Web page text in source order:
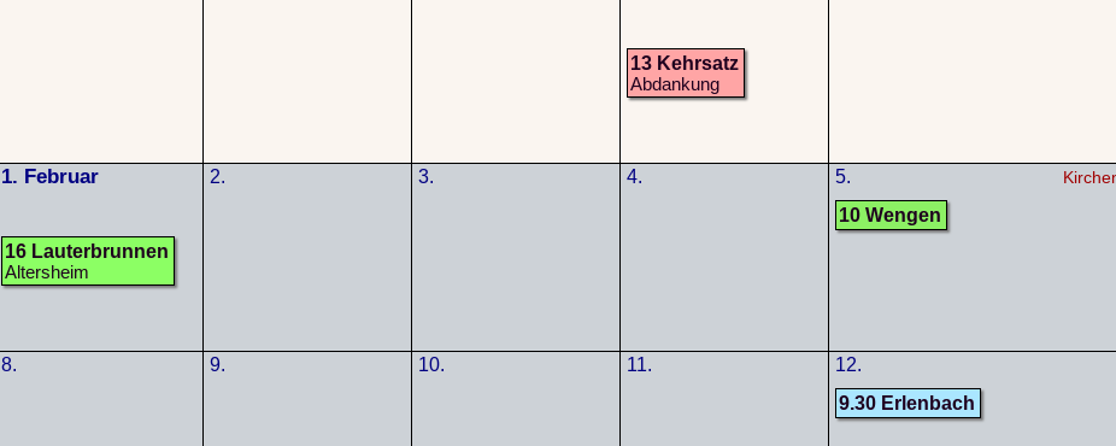
13 Kehrsatz
Abdankung
1. Februar
16 Lauterbrunnen
Altersheim
2. 3. 4. 5.
10 Wengen
8. 9. 10. 11.
12.
9.30 Erlenbach